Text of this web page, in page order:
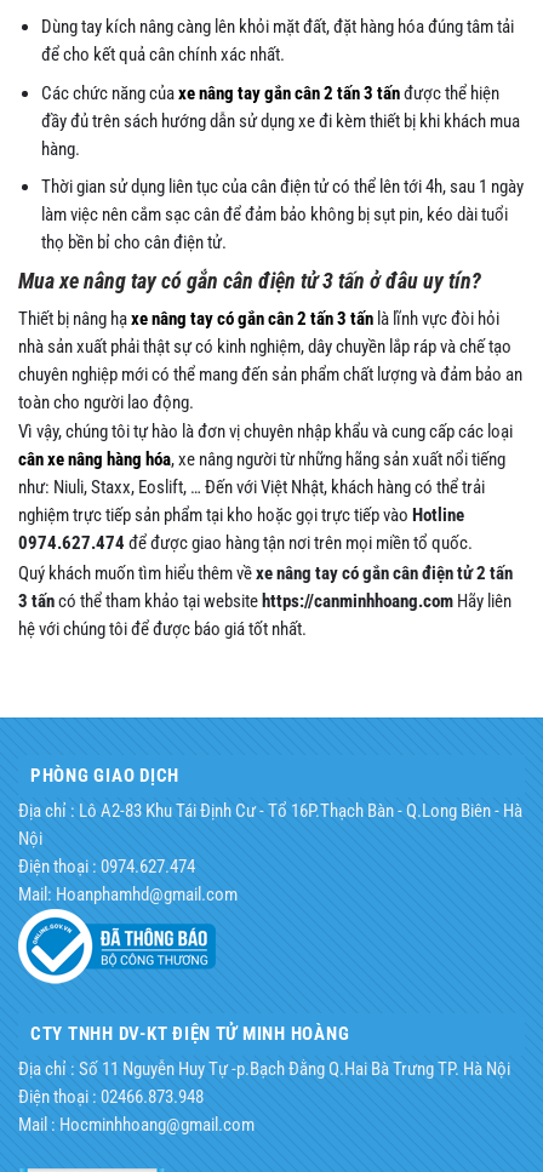
Dùng tay kích nâng càng lên khỏi mặt đất, đặt hàng hóa đúng tâm tải
để cho kết quả cân chính xác nhất.
Các chức năng củaxe nâng tay gắn cân 2 tấn 3 tấnđược thể hiện
đầy đủ trên sách hướng dẫn sử dụng xe đi kèm thiết bị khi khách mua
hàng.
Thời gian sử dụng liên tục của cân điện tử có thể lên tới 4h, sau 1 ngày
làm việc nên cắm sạc cân để đảm bảo không bị sụt pin, kéo dài tuổi
thọ bền bỉ cho cân điện tử.
Mua xe nâng tay có gắn cân điện tử 3 tấn ở đâu uy tín?
Thiết bị nâng hạxe nâng tay có gắn cân 2 tấn 3 tấn là lĩnh vực đòi hỏi
nhà sản xuất phải thật sự có kinh nghiệm, dây chuyền lắp ráp và chế tạo
chuyên nghiệp mới có thể mang đến sản phẩm chất lượng và đảm bảo an
toàn cho người lao động.
Vì vậy, chúng tôi tự hào là đơn vị chuyên nhập khẩu và cung cấp các loại
cân xe nâng hàng hóa, xe nâng người từ những hãng sản xuất nổi tiếng
như: Niuli, Staxx, Eoslift, … Đến với Việt Nhật, khách hàng có thể trải
nghiệm trực tiếp sản phẩm tại kho hoặc gọi trực tiếp vào Hotline
0974.627.474 để được giao hàng tận nơi trên mọi miền tổ quốc.
Quý khách muốn tìm hiểu thêm vềxe nâng tay có gắn cân điện tử 2 tấn
3 tấncó thể tham khảo tại website https://canminhhoang.com Hãy liên
hệ với chúng tôi để được báo giá tốt nhất.
PHÒNG GIAO DỊCH
Địa chỉ : Lô A2-83 Khu Tái Định Cư - Tổ 16P.Thạch Bàn - Q.Long Biên - Hà
Nội
Điện thoại : 0974.627.474
Mail: Hoanphamhd@gmail.com
CTY TNHH DV-KT ĐIỆN TỬ MINH HOÀNG
Địa chỉ : Số 11 Nguyễn Huy Tự -p.Bạch Đằng Q.Hai Bà Trưng TP. Hà Nội
Điện thoại : 02466.873.948
Mail : Hocminhhoang@gmail.com